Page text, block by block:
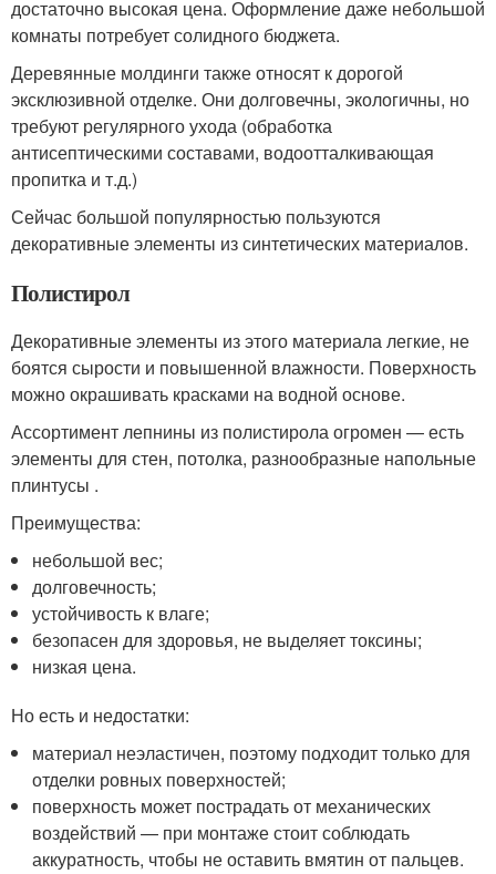
достаточно высокая цена. Оформление даже небольшой
комнаты потребует солидного бюджета.
Деревянные молдинги также относят к дорогой
эксклюзивной отделке. Они долговечны, экологичны, но
требуют регулярного ухода (обработка
антисептическими составами, водоотталкивающая
пропитка и т.д.)
Сейчас большой популярностью пользуются
декоративные элементы из синтетических материалов.
Полистирол
Декоративные элементы из этого материала легкие, не
боятся сырости и повышенной влажности. Поверхность
можно окрашивать красками на водной основе.
Ассортимент лепнины из полистирола огромен — есть
элементы для стен, потолка, разнообразные напольные
плинтусы .
Преимущества:
небольшой вес;
долговечность;
устойчивость к влаге;
безопасен для здоровья, не выделяет токсины;
низкая цена.
Но есть и недостатки:
материал неэластичен, поэтому подходит только для
отделки ровных поверхностей;
поверхность может пострадать от механических
воздействий — при монтаже стоит соблюдать
аккуратность, чтобы не оставить вмятин от пальцев.